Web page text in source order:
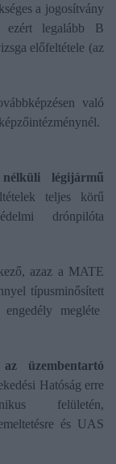
a jogosítvány
ezért legalább B
előfeltétele (az
való
légijármű
teljes körű
drónpilóta
azaz a MATE
típusminősített
megléte
üzembentartó
Hatóság erre
felületén,
és UAS